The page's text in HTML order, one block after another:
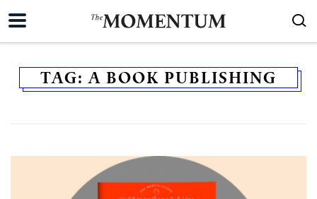
TAG:A BOOK PUBLISHING